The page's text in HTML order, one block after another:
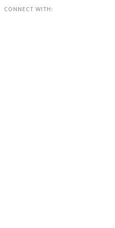
CONNECT WITH: